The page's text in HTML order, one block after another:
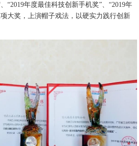
“2019年度最佳科技创新手机奖”、“2019年
大奖，上演帽子戏法，以硬实力践行创新